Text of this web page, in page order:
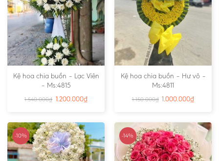
Kệ hoa chia buồn – Lạc Viên
– Ms:4815
1.540.000₫ 1.200.000₫
Kệ hoa chia buồn – Hư vô –
Ms:4811
1.150.000₫ 1.000.000₫
-10% -14%